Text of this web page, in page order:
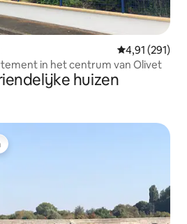
Gemiddelde
4,91 (291)
in het centrum van Olivet
huizen